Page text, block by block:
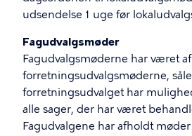
udsendelse 1 uge før
Fagudvalgsmøder
Fagudvalgsmøderne har været
forretningsudvalgsmøderne,
forretningsudvalget har
alle sager, der har været
Fagudvalgene har afholdt